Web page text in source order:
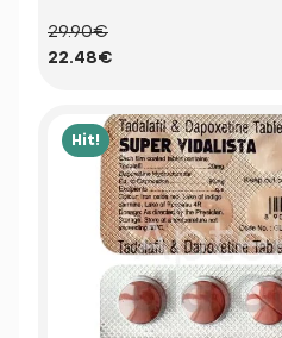
29.90€
22.48€
Hit!